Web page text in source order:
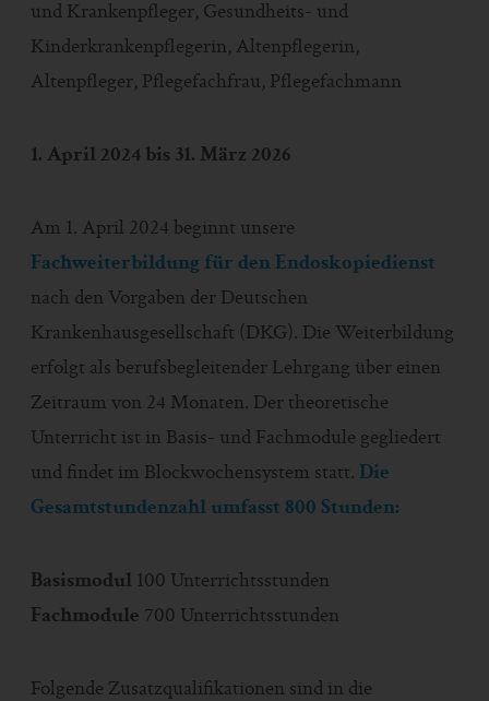
und Krankenpfleger, Gesundheits- und
Kinderkrankenpflegerin, Altenpflegerin,
Altenpfleger, Pflegefachfrau, Pflegefachmann
1. April 2024 bis 31. März 2026
Am 1. April 2024 beginnt unsere
Fachweiterbildung für den Endoskopiedienst
nach den Vorgaben der Deutschen
Krankenhausgesellschaft (DKG). Die Weiterbildung
erfolgt als berufsbegleitender Lehrgang über einen
Zeitraum von 24 Monaten. Der theoretische
Unterricht ist in Basis- und Fachmodule gegliedert
und findet im Blockwochensystem statt. Die
Gesamtstundenzahl umfasst 800 Stunden:
Basismodul 100 Unterrichtsstunden
Fachmodule 700 Unterrichtsstunden
Folgende Zusatzqualifikationen sind in die